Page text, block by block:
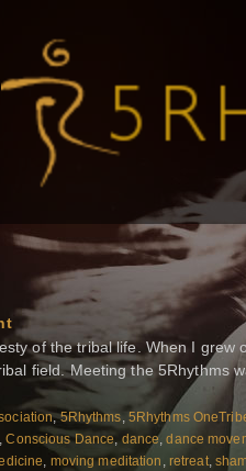
of the tribal life. When I grew
field. Meeting the 5Rhythms
,5Rhythms, 5Rhythms
,Conscious Dance, dance,dance
, moving meditation , retreat,